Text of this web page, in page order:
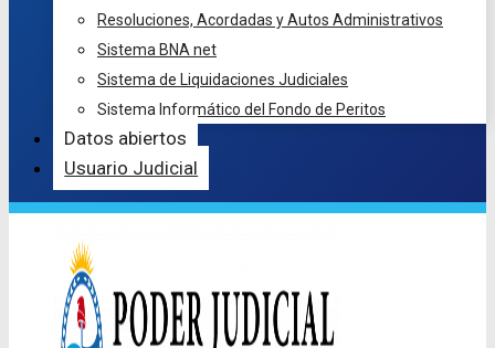
Resoluciones, Acordadas y Autos Administrativos
Sistema BNA net
Sistema de Liquidaciones Judiciales
Sistema Informático del Fondo de Peritos
Datos abiertos
Usuario Judicial